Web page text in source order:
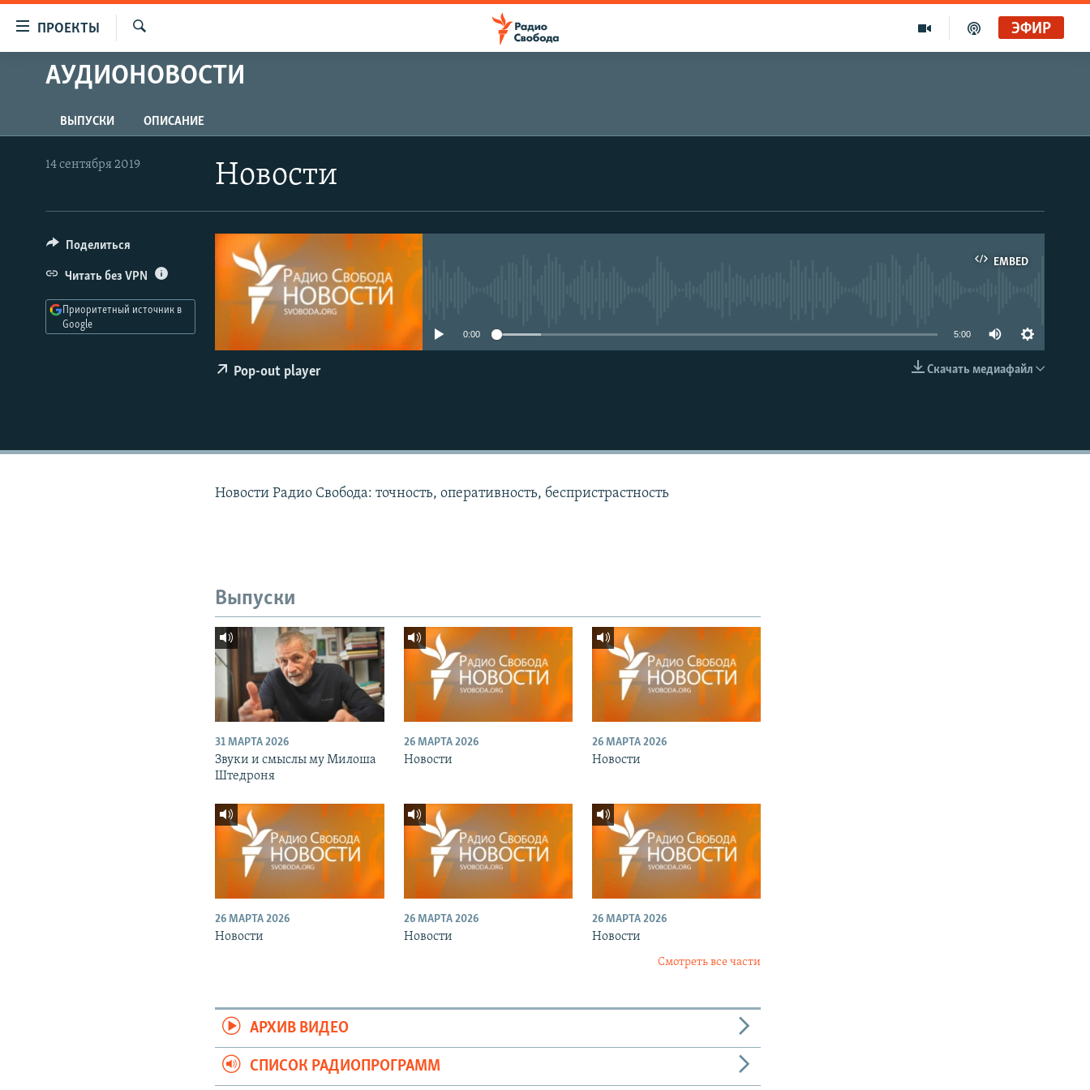
упрощенного
доступа
Вернуться
к
основному
главной
Вернутся
ПРОЕКТЫ
ПРОГРАММЫ
АВТОРСКИЕ ПРОЕКТЫ
ЦИТАТЫ СВОБОДЫ
IDEL.РЕАЛИИ
КАВКАЗ.РЕАЛИИ
СЕВЕР.РЕАЛИИ
СИБИРЬ.РЕАЛИИ
ЭФИР
АУДИОНОВОСТИ
ВЫПУСКИ ОПИСАНИЕ
Новости
14 сентября 2019
EMBED
EMBED
0:00 5:00
Скачать медиафайл
Pop-out player
Поделиться
Читать без VPN
Приоритетный источник в
Google
Новости Радио Свобода: точность, оперативность, беспристрастность
Выпуски
31 МАРТА 2026
Звуки и смыслы му Милоша
Штедроня
26 МАРТА 2026
Новости
26 МАРТА 2026
Новости
26 МАРТА 2026
Новости
26 МАРТА 2026
Новости
26 МАРТА 2026
Новости
Смотреть все части
АРХИВ ВИДЕО
СПИСОК РАДИОПРОГРАММ